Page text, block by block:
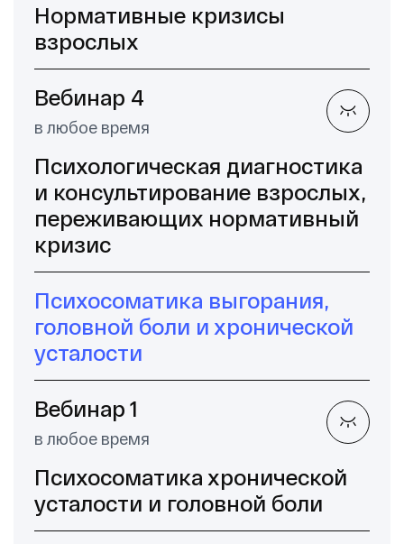
Нормативные кризисы
взрослых
Вебинар 4
в любое время
Психологическая диагностика
и консультирование взрослых,
переживающих нормативный
кризис
Психосоматика выгорания,
головной боли и хронической
усталости
Вебинар 1
в любое время
Психосоматика хронической
усталости и головной боли